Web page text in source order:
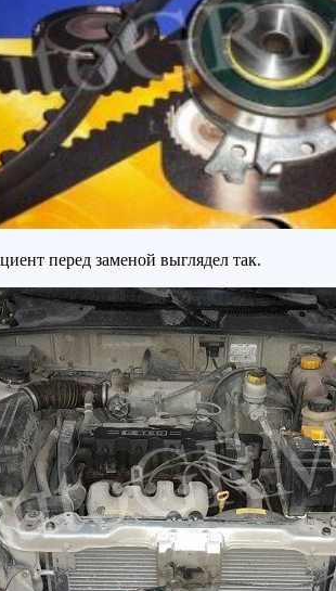
перед заменой выглядел так.